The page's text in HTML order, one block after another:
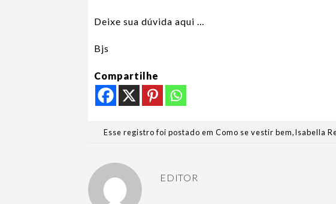
Deixe sua dúvida aqui …
Bjs
Compartilhe
Esse registro foi postado emComo se vestir bem,Isabella
EDITOR